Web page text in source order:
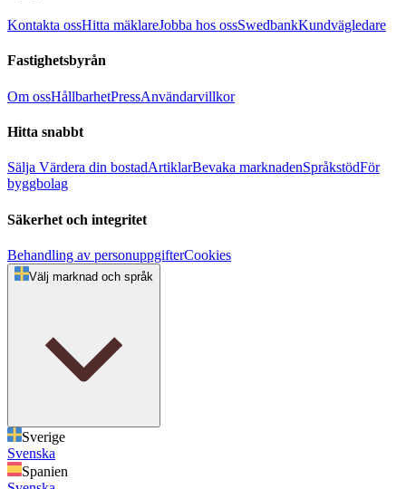
Kontakta ossHitta mäklareJobba hos ossSwedbankKundvägledare
Fastighetsbyrån
Om ossHållbarhetPressAnvändarvillkor
Hitta snabbt
Sälja Värdera din bostadArtiklarBevaka marknadenSpråkstödFör
byggbolag
Säkerhet och integritet
Behandling av personuppgifterCookies
Välj marknad och språk
Sverige
Svenska
Spanien